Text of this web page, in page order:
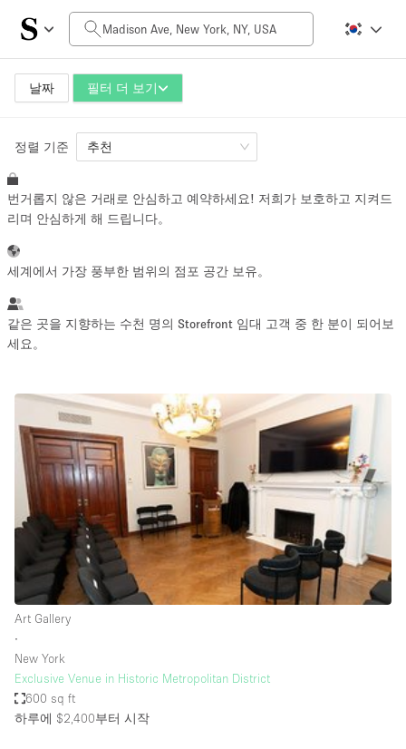
날짜 필터 더 보기
일일 비용
$0
공간 크기
100 sq ft 5000+ sq ft
~ 13 명
Photo
Shooting
Conference Meeting Office Shop Share
공간 유형
Advertisement Space
Apartment / Loft
Art Gallery
Atelier / Workshop Studio
Boat
정렬 기준 추천
번거롭지 않은 거래로 안심하고 예약하세요! 저희가 보호하고 지켜드
리며 안심하게 해 드립니다。
세계에서 가장 풍부한 범위의 점포 공간 보유。
같은 곳을 지향하는 수천 명의 Storefront 임대 고객 중 한 분이 되어보
세요。
Art Gallery
∙
New York
Exclusive Venue in Historic Metropolitan District
600 sq ft
하루에 $2,400부터 시작